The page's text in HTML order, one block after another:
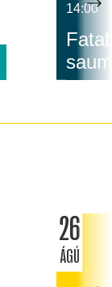
14:00
26
ÁGÚ